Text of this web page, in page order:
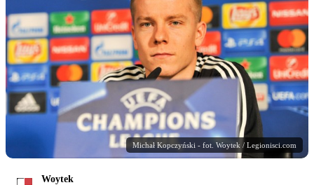
Michał Kopczyński - fot. Woytek / Legionisci.com
Woytek